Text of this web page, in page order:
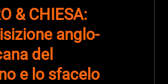
& CHIESA:
anglo-
del
e lo sfacelo